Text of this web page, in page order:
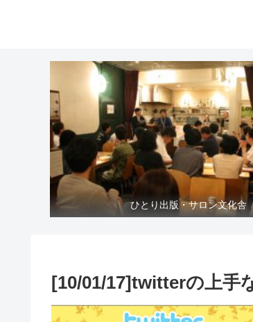
ひとり出版・サロン文化舎
[10/01/17]twitterの上手